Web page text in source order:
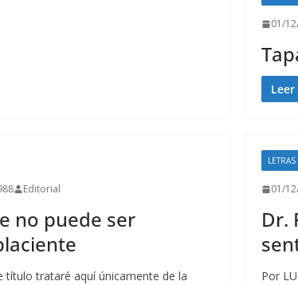
01/
Leer
Editorial
no puede ser
título trataré aquí únicamente de la
LETRAS
01/
Dr.
Por